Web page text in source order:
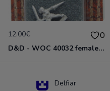
12.00€ 0
D&D - WOC 40032 female halfling rogue Miniature - Donjons Dragons
Delfiar